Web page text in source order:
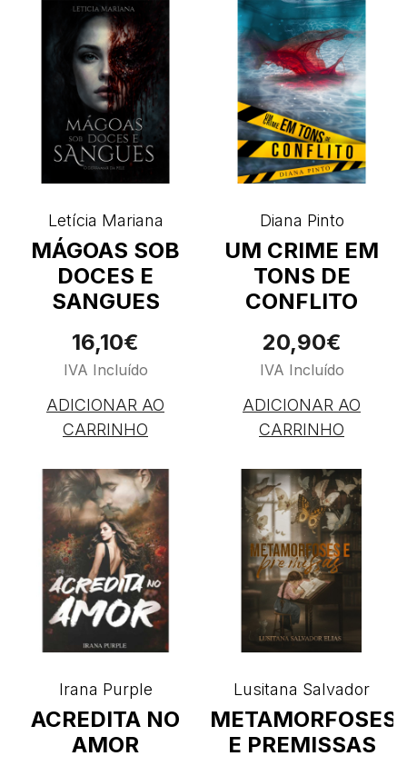
Letícia Mariana
MÁGOAS SOB
DOCES E
SANGUES
16,10€
IVA Incluído
ADICIONAR AO
CARRINHO
Diana Pinto
UM CRIME EM
TONS DE
CONFLITO
20,90€
IVA Incluído
ADICIONAR AO
CARRINHO
Irana Purple
ACREDITA NO
AMOR
Lusitana Salvador
METAMORFOSES
E PREMISSAS